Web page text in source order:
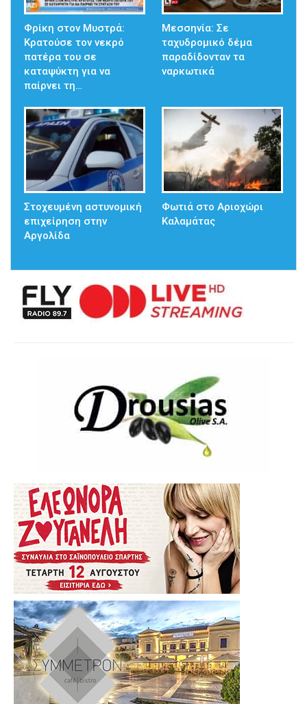
Φρίκη στον Μυστρά:
Κρατούσε τον νεκρό
πατέρα του σε
καταψύκτη για να
παίρνει τη…
Μεσσηνία: Σε
ταχυδρομικό δέμα
παραδίδονταν τα
ναρκωτικά
Στοχευμένη αστυνομική
επιχείρηση στην
Αργολίδα
Φωτιά στο Αριοχώρι
Καλαμάτας